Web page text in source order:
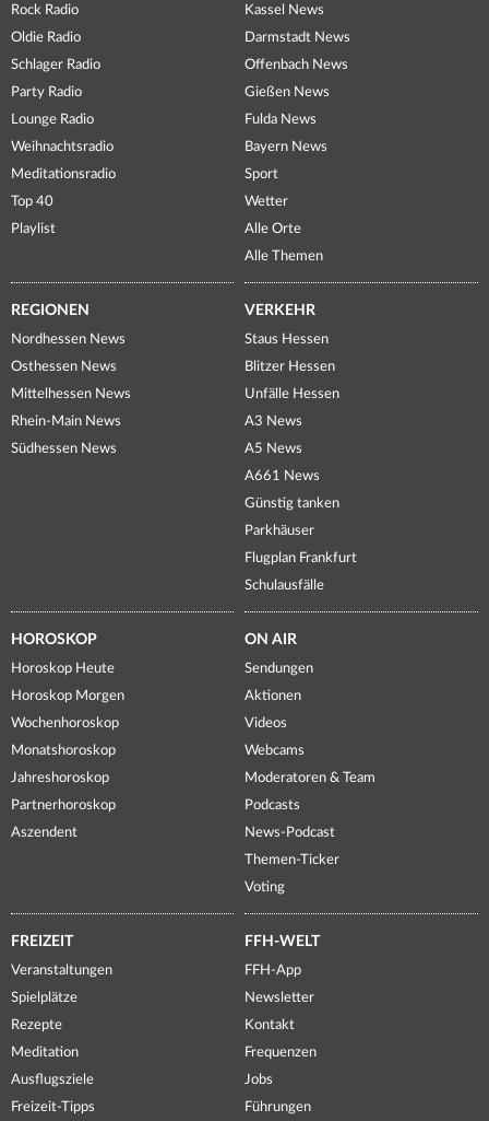
Rock Radio
Oldie Radio
Schlager Radio
Party Radio
Lounge Radio
Weihnachtsradio
Meditationsradio
Top 40
Playlist
Kassel News
Darmstadt News
Offenbach News
Gießen News
Fulda News
Bayern News
Sport
Wetter
Alle Orte
Alle Themen
REGIONEN
Nordhessen News
Osthessen News
Mittelhessen News
Rhein-Main News
Südhessen News
VERKEHR
Staus Hessen
Blitzer Hessen
Unfälle Hessen
A3 News
A5 News
A661 News
Günstig tanken
Parkhäuser
Flugplan Frankfurt
Schulausfälle
HOROSKOP
Horoskop Heute
Horoskop Morgen
Wochenhoroskop
Monatshoroskop
Jahreshoroskop
Partnerhoroskop
Aszendent
ON AIR
Sendungen
Aktionen
Videos
Webcams
Moderatoren & Team
Podcasts
News-Podcast
Themen-Ticker
Voting
FREIZEIT
Veranstaltungen
Spielplätze
Rezepte
Meditation
Ausflugsziele
Freizeit-Tipps
FFH-WELT
FFH-App
Newsletter
Kontakt
Frequenzen
Jobs
Führungen